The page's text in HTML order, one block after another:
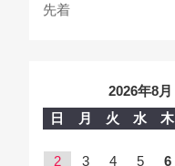
先着
2026年8月
日
月 火 水 木
2
3 4 5 6